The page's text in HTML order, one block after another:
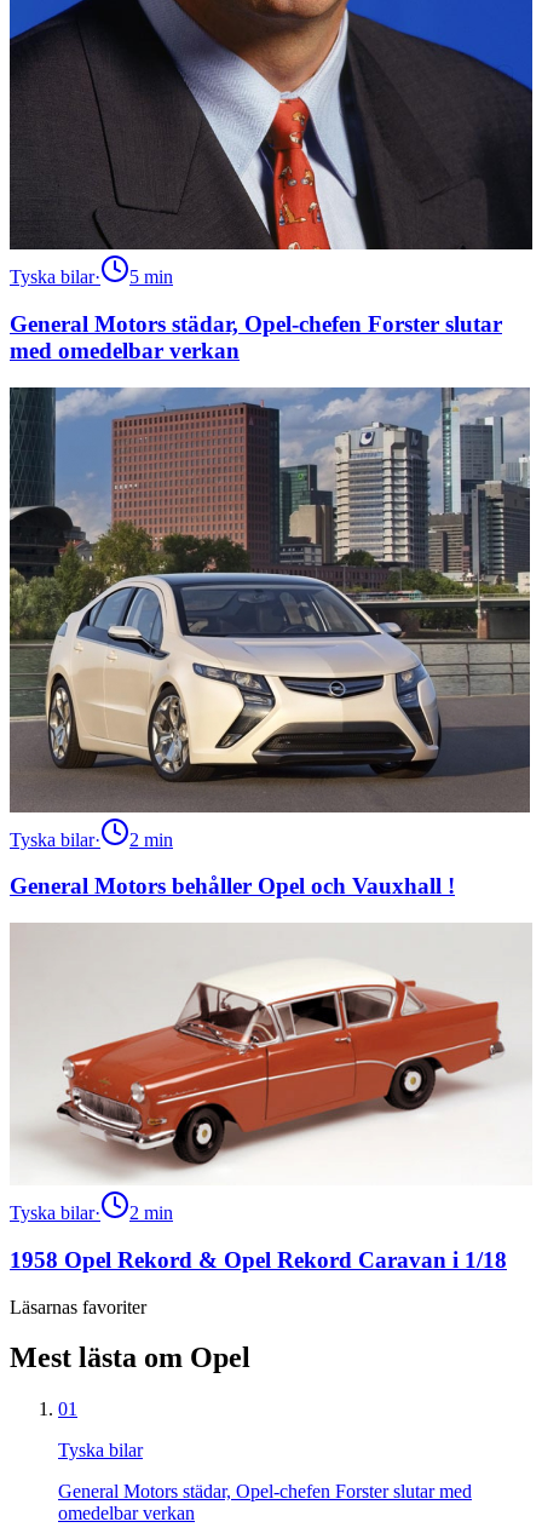
Tyska bilar· 5 min
General Motors städar, Opel-chefen Forster slutar
med omedelbar verkan
Tyska bilar· 2 min
General Motors behåller Opel och Vauxhall !
Tyska bilar· 2 min
1958 Opel Rekord & Opel Rekord Caravan i 1/18
Läsarnas favoriter
Mest lästa om Opel
01
Tyska bilar
General Motors städar, Opel-chefen Forster slutar med
omedelbar verkan